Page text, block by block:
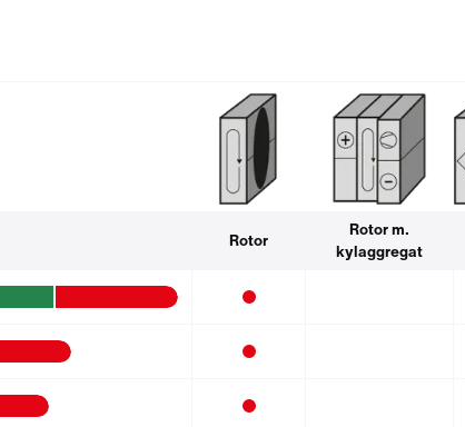
Rotor
Rotor m.
kylaggregat